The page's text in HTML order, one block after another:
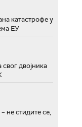
катастрофе у
ЕУ
двојника
не стидите се,